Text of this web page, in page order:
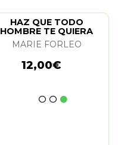
HAZ QUE TODO
HOMBRE TE QUIERA
MARIE FORLEO
12,00€